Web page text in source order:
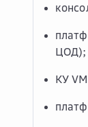
ЦОД);
КУ